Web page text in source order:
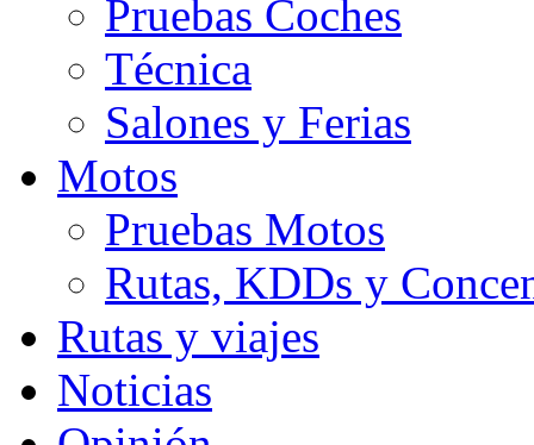
Pruebas Coches
Técnica
Salones y Ferias
Motos
Pruebas Motos
Rutas, KDDs y
Rutas y viajes
Noticias